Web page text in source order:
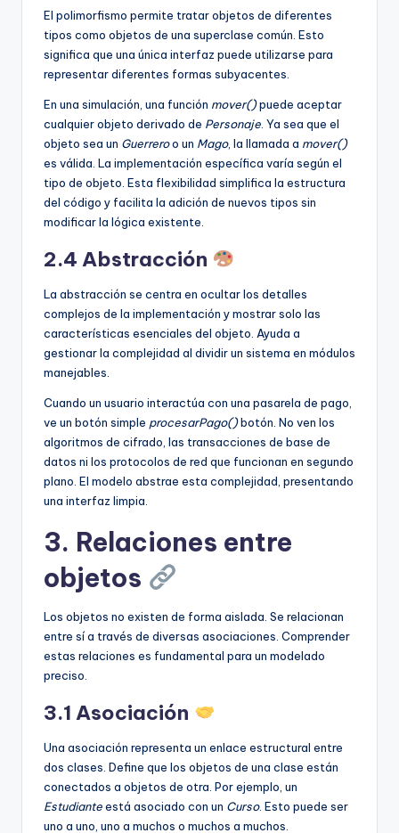
El polimorfismo permite tratar objetos de diferentes
tipos como objetos de una superclase común. Esto
significa que una única interfaz puede utilizarse para
representar diferentes formas subyacentes.
En una simulación, una función mover()puede aceptar
cualquier objeto derivado de Personaje . Ya sea que el
objeto sea un Guerreroo un Mago, la llamada a mover()
es válida. La implementación específica varía según el
tipo de objeto. Esta flexibilidad simplifica la estructura
del código y facilita la adición de nuevos tipos sin
modificar la lógica existente.
2.4 Abstracción
La abstracción se centra en ocultar los detalles
complejos de la implementación y mostrar solo las
características esenciales del objeto. Ayuda a
gestionar la complejidad al dividir un sistema en módulos
manejables.
Cuando un usuario interactúa con una pasarela de pago,
ve un botón simple procesarPago()botón. No ven los
algoritmos de cifrado, las transacciones de base de
datos ni los protocolos de red que funcionan en segundo
plano. El modelo abstrae esta complejidad, presentando
una interfaz limpia.
3. Relaciones entre
objetos
Los objetos no existen de forma aislada. Se relacionan
entre sí a través de diversas asociaciones. Comprender
estas relaciones es fundamental para un modelado
preciso.
3.1 Asociación
Una asociación representa un enlace estructural entre
dos clases. Define que los objetos de una clase están
conectados a objetos de otra. Por ejemplo, un
Estudianteestá asociado con un Curso. Esto puede ser
uno a uno, uno a muchos o muchos a muchos.